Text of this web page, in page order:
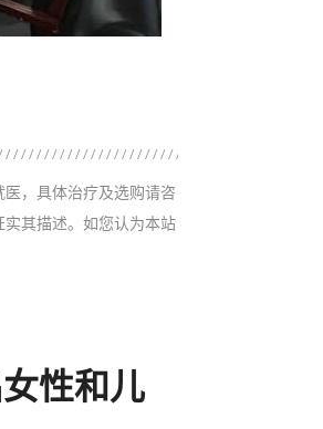
，具体治疗及选购请咨
其描述。如您认为本站
性和儿